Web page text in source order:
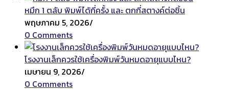
หมึก 1 ตลับ พิมพ์ได้กี่ครั้ง และ ตกกี่สตางค์ต่อชิ้น
พฤษภาคม 5, 2026/
0 Comments
โรงงานเล็กควรใช้เครื่องพิมพ์วันหมดอายุแบบไหน?
เมษายน 9, 2026/
0 Comments